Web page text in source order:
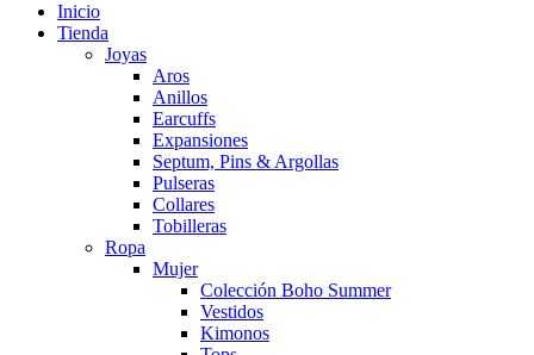
Inicio
Tienda
Joyas
Aros
Anillos
Earcuffs
Expansiones
Septum, Pins & Argollas
Pulseras
Collares
Tobilleras
Ropa
Mujer
Colección Boho Summer
Vestidos
Kimonos